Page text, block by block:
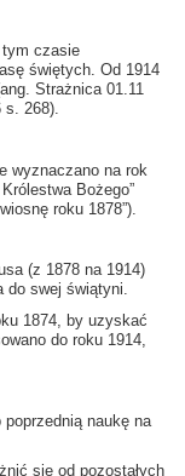
czasie
świętych. Od 1914
Strażnica 01.11
268).
na rok
Bożego”
roku 1878”).
(z 1878 na 1914)
do swej świątyni.
1874, by uzyskać
do roku 1914,
naukę na
się od pozostałych